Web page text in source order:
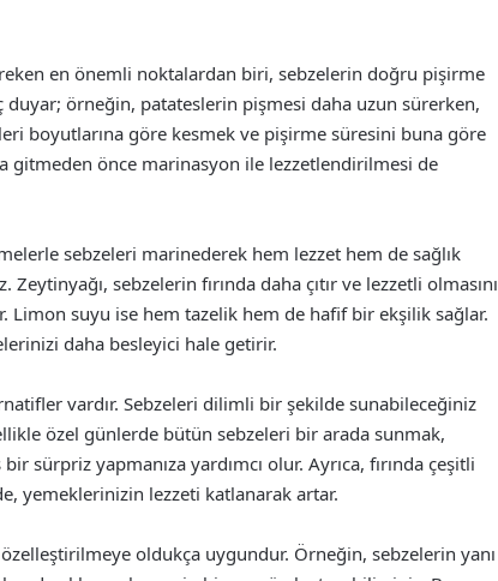
en önemli noktalardan biri, sebzelerin doğru pişirme
örneğin, patateslerin pişmesi daha uzun sürerken,
boyutlarına göre kesmek ve pişirme süresini buna göre
gitmeden önce marinasyon ile lezzetlendirilmesi de
sebzeleri marinederek hem lezzet hem de sağlık
sebzelerin fırında daha çıtır ve lezzetli olmasını
Limon suyu ise hem tazelik hem de hafif bir ekşilik sağlar.
daha besleyici hale getirir.
vardır. Sebzeleri dilimli bir şekilde sunabileceğiniz
özel günlerde bütün sebzeleri bir arada sunmak,
sürpriz yapmanıza yardımcı olur. Ayrıca, fırında çeşitli
yemeklerinizin lezzeti katlanarak artar.
oldukça uygundur. Örneğin, sebzelerin yanı